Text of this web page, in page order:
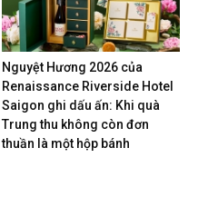
Nguyệt Hương 2026 của
Renaissance Riverside Hotel
Saigon ghi dấu ấn: Khi quà
Trung thu không còn đơn
thuần là một hộp bánh